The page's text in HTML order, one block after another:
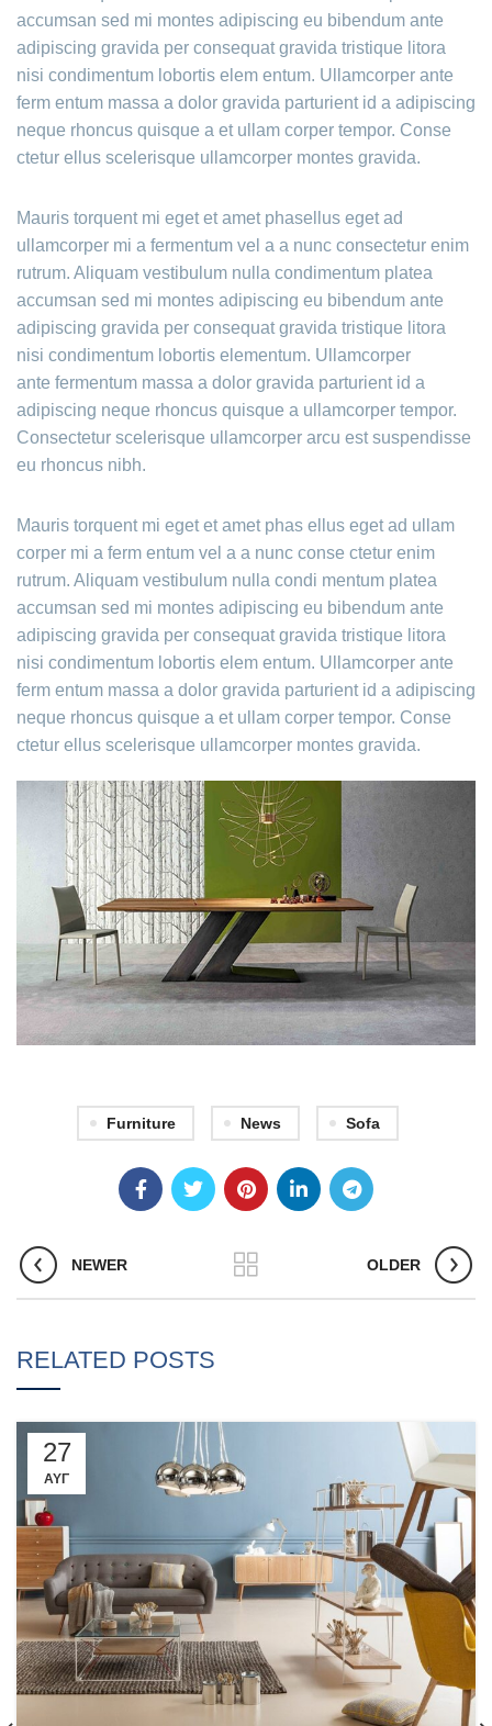
accumsan sed mi montes adipiscing eu bibendum ante
adipiscing gravida per consequat gravida tristique litora
nisi condimentum lobortis elem entum. Ullamcorper ante
ferm entum massa a dolor gravida parturient id a adipiscing
neque rhoncus quisque a et ullam corper tempor. Conse
ctetur ellus scelerisque ullamcorper montes gravida.
Mauris torquent mi eget et amet phasellus eget ad
ullamcorper mi a fermentum vel a a nunc consectetur enim
rutrum. Aliquam vestibulum nulla condimentum platea
accumsan sed mi montes adipiscing eu bibendum ante
adipiscing gravida per consequat gravida tristique litora
nisi condimentum lobortis elementum. Ullamcorper
ante fermentum massa a dolor gravida parturient id a
adipiscing neque rhoncus quisque a ullamcorper tempor.
Consectetur scelerisque ullamcorper arcu est suspendisse
eu rhoncus nibh.
Mauris torquent mi eget et amet phas ellus eget ad ullam
corper mi a ferm entum vel a a nunc conse ctetur enim
rutrum. Aliquam vestibulum nulla condi mentum platea
accumsan sed mi montes adipiscing eu bibendum ante
adipiscing gravida per consequat gravida tristique litora
nisi condimentum lobortis elem entum. Ullamcorper ante
ferm entum massa a dolor gravida parturient id a adipiscing
neque rhoncus quisque a et ullam corper tempor. Conse
ctetur ellus scelerisque ullamcorper montes gravida.
Furniture News Sofa
NEWER OLDER
RELATED POSTS
27
ΑΥΓ